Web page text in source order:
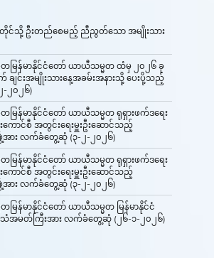
ပန်းတိုင်သို့ ဦးတည်စေမည့် ညီညွတ်သော အမျိုးသား
တမြန်မာနိုင်ငံတော် ယာယီသမ္မတ ထံမှ ၂၀၂၆ ခု
က် ချင်းအမျိုးသားနေ့အခမ်းအနားသို့ ပေးပို့သည့်
၂၀၂၆)
မြန်မာနိုင်ငံတော် ယာယီသမ္မတ ရုရှားဖက်ဒရေး
ကောင်စီ အတွင်းရေးမှူးဦးဆောင်သည့်
ား လက်ခံတွေ့ဆုံ (၃-၂-၂၀၂၆)
မြန်မာနိုင်ငံတော် ယာယီသမ္မတ ရုရှားဖက်ဒရေး
ကောင်စီ အတွင်းရေးမှူးဦးဆောင်သည့်
ား လက်ခံတွေ့ဆုံ (၃-၂-၂၀၂၆)
မြန်မာနိုင်ငံတော် ယာယီသမ္မတ မြန်မာနိုင်ငံ
သံအမတ်ကြီးအား လက်ခံတွေ့ဆုံ (၂၆-၁-၂၀၂၆)